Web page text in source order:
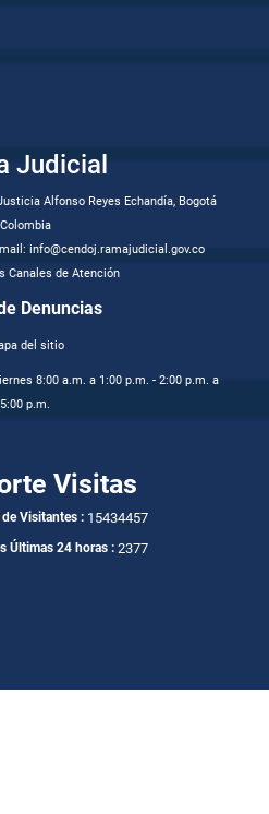
Judicial
Alfonso Reyes Echandía, Bogotá
Colombia
info@cendoj.ramajudicial.gov.co
Canales de Atención
Denuncias
del sitio
8:00 a.m. a 1:00 p.m. - 2:00 p.m. a
5:00 p.m.
Visitas
de Visitantes : 15434457
Últimas 24 horas : 2377